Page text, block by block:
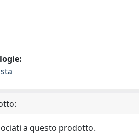
a questo prodotto.